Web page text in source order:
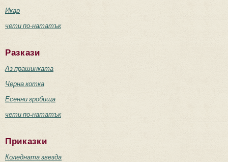
Икар
чети по-нататък
Разкази
Аз прашинката
Черна котка
Есенни гробища
чети по-нататък
Приказки
Коледната звезда